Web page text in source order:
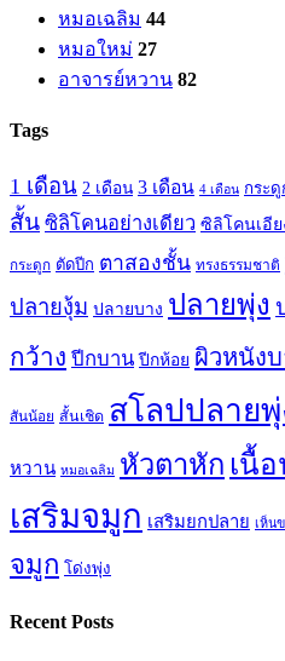
หมอเฉลิม 44
หมอใหม่ 27
อาจารย์หวาน 82
Tags
1 เดือน 2 เดือน 3 เดือน 4 เดือน กระ
สั้น ซิลิโคนอย่างเดียว ซิลิโคนเอีย
กระดูก ตัดปีก ตาสองชั้น ทรงธรรมชาติ
ปลายงุ้ม ปลายบาง ปลายพุ่ง
กว้าง ปีกบาน ปีกห้อย ผิวหนังบ
สันน้อย สั้นเชิด สโลปปลายพุ่
หวาน หมอเฉลิม หัวตาหัก เนื้
เสริมจมูก เสริมยกปลาย เห็น
จมูก โด่งพุ่ง
Recent Posts